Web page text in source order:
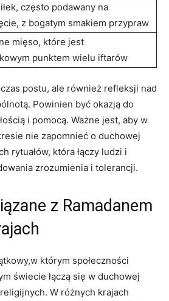
często podawany‌ na
​z bogatym smakiem‌ przypraw
mięso, które jest
punktem wielu iftarów
postu, ale również‍ refleksji nad
Powinien być okazją do
i pomocą.​ Ważne jest, aby w
nie zapomnieć o​ duchowej
rytuałów, która łączy ludzi i
zrozumienia⁤ i tolerancji.
z Ramadanem
którym społeczności⁤
świecie łączą się w duchowej
W różnych krajach